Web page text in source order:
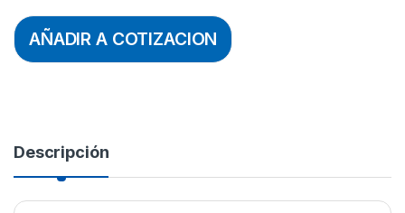
AÑADIR A COTIZACION
Descripción